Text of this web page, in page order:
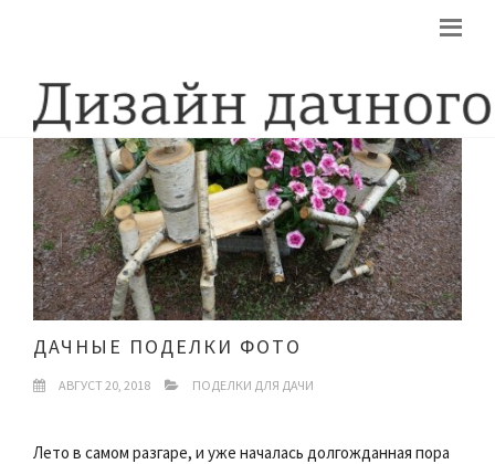
ДАЧНЫЕ ПОДЕЛКИ ФОТО
АВГУСТ 20, 2018 ПОДЕЛКИ ДЛЯ ДАЧИ
Лето в самом разгаре, и уже началась долгожданная пора